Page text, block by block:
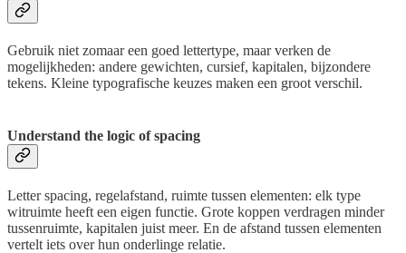
Gebruik niet zomaar een goed lettertype, maar verken de
mogelijkheden: andere gewichten, cursief, kapitalen, bijzondere
tekens. Kleine typografische keuzes maken een groot verschil.
Understand the logic of spacing
Letter spacing, regelafstand, ruimte tussen elementen: elk type
witruimte heeft een eigen functie. Grote koppen verdragen minder
tussenruimte, kapitalen juist meer. En de afstand tussen elementen
vertelt iets over hun onderlinge relatie.